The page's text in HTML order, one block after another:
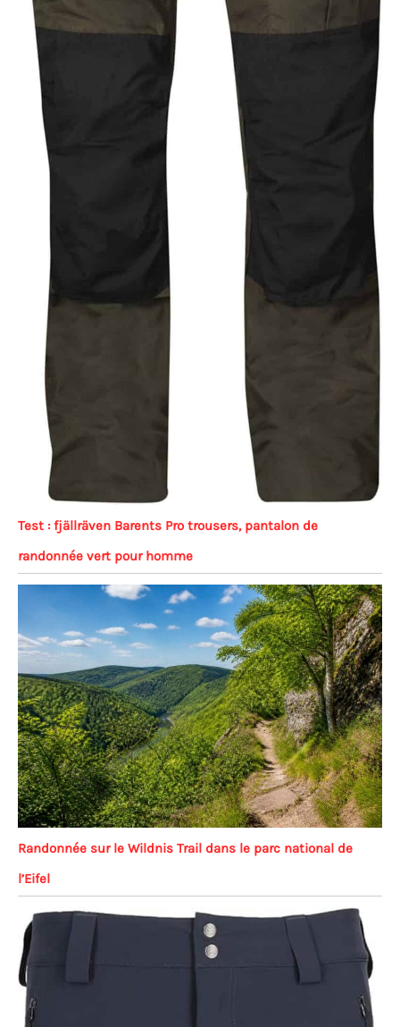
Test : fjällräven Barents Pro trousers, pantalon de
randonnée vert pour homme
Randonnée sur le Wildnis Trail dans le parc national de
l’Eifel